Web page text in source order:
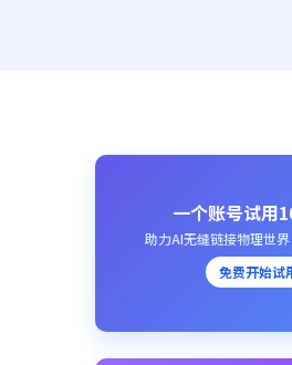
一个账号试用
助力AI无缝链接物理世
免费开始